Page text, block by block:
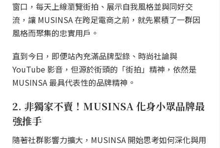
窗口，每天上線瀏覽街拍、展示自我風格並與同好交
流，讓 MUSINSA 在跨足電商之前，就先累積了一群因
風格而聚集的忠實用戶。
直到今日，即便站內充滿品牌型錄、時尚社論與
YouTube 影音，但源於街頭的「街拍」精神，依然是
MUSINSA 最具代表性的品牌精神。
2. 非獨家不賣！MUSINSA 化身小眾品牌最
強推手
隨著社群影響力擴大，MUSINSA 開始思考如何深化與用